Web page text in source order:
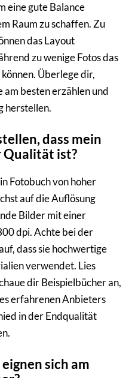
eine gute Balance
Raum zu schaffen. Zu
das Layout
zu wenige Fotos das
Überlege dir,
am besten erzählen und
herstellen.
dass mein
Qualität ist?
Fotobuch von hoher
auf die Auflösung
Bilder mit einer
dpi. Achte bei der
dass sie hochwertige
verwendet. Lies
dir Beispielbücher an,
erfahrenen Anbieters
in der Endqualität
sich am